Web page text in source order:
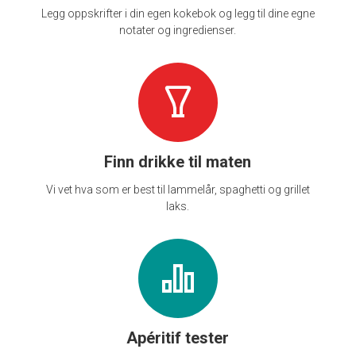
Legg oppskrifter i din egen kokebok og legg til dine egne
notater og ingredienser.
Finn drikke til maten
Vi vet hva som er best til lammelår, spaghetti og grillet
laks.
Apéritif tester